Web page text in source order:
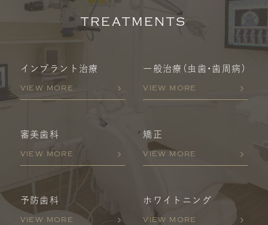
TREATMENTS
インプラント治療
VIEW MORE
一般治療 （虫歯・歯周病）
VIEW MORE
審美歯科
VIEW MORE
矯正
VIEW MORE
予防歯科
VIEW MORE
ホワイトニング
VIEW MORE